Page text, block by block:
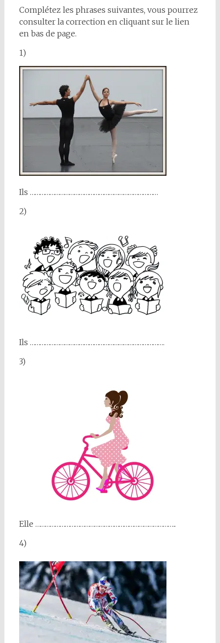
Complétez les phrases suivantes, vous pourrez
consulter la correction en cliquant sur le lien
en bas de page.
1)
Ils ……………………………………………………………………
2)
Ils ……………………………………………………………………….
3)
Elle …………………………………………………………………………..
4)